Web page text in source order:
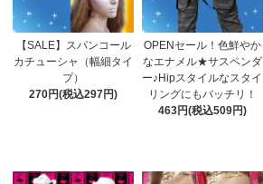
【SALE】スパンコール
カチューシャ（幅細タイ
プ）
270円(税込297円)
OPENセール！色鮮やか
なエナメル★サスペンダ
ー♪Hipスタイルなスタイ
リングにもバッチリ！
463円(税込509円)